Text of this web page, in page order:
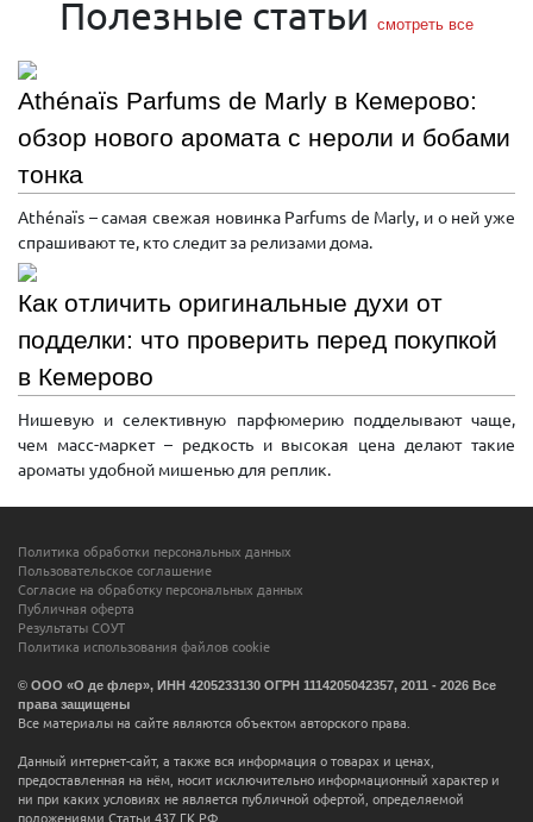
Полезные статьи смотреть все
Athénaïs Parfums de Marly в Кемерово:
обзор нового аромата с нероли и бобами
тонка
Athénaïs – самая свежая новинка Parfums de Marly, и о ней уже
спрашивают те, кто следит за релизами дома.
Как отличить оригинальные духи от
подделки: что проверить перед покупкой
в Кемерово
Нишевую и селективную парфюмерию подделывают чаще,
чем масс-маркет – редкость и высокая цена делают такие
ароматы удобной мишенью для реплик.
Политика обработки персональных данных
Пользовательское соглашение
Согласие на обработку персональных данных
Публичная оферта
Результаты СОУТ
Политика использования файлов cookie
© ООО «О де флер», ИНН 4205233130 ОГРН 1114205042357, 2011 - 2026 Все
права защищены
Все материалы на сайте являются объектом авторского права.
Данный интернет-сайт, а также вся информация о товарах и ценах,
предоставленная на нём, носит исключительно информационный характер и
ни при каких условиях не является публичной офертой, определяемой
положениями Статьи 437 ГК РФ